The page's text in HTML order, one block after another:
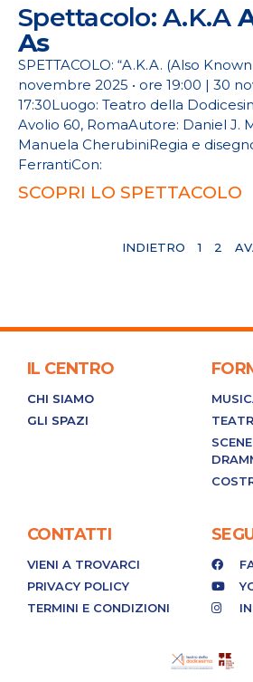
Spettacolo: A.K.A
As
SPETTACOLO: “A.K.A. (Also
novembre 2025 • ore 19:00 | 30
17:30Luogo: Teatro della
Avolio 60, RomaAutore: Daniel J.
Manuela CherubiniRegia e
FerrantiCon:
SCOPRI LO SPETTACOLO
INDIETRO 1 2
IL CENTRO
CHI SIAMO
GLI SPAZI
CONTATTI
VIENI A TROVARCI
PRIVACY POLICY
TERMINI E CONDIZIONI